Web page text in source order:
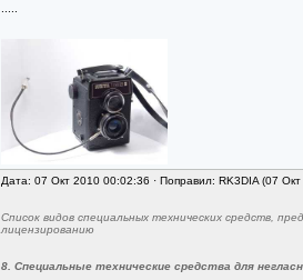
Дата: 07 Окт 2010 00:02:36 · Поправил: RK3DIA (07
Список видов специальных технических средств,
лицензированию
8. Специальные технические средства для